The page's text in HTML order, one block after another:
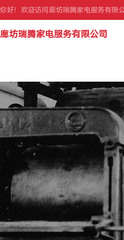
你好！欢迎访问廊坊瑞腾家电服务有限
廊坊瑞腾家电服务有限公司